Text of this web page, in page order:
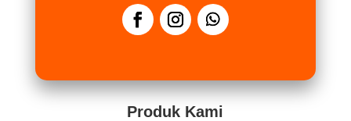
Produk Kami